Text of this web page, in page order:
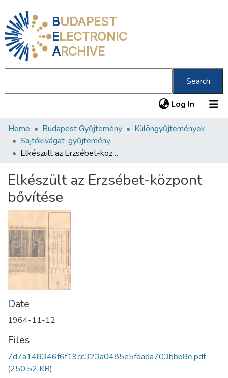
BUDAPEST
ELECTRONIC
ARCHIVE
Search
Log In (current)
Communities & Collections
All of DSpace
About us
Home Budapest Gyűjtemény
Különgyűjtemények
Sajtókivágat-gyűjtemény
Elkészült az Erzsébet-központ bővítése
Elkészült az Erzsébet-központ
bővítése
Date
1964-11-12
Files
7d7a148346f6f19cc323a0485e5fdada703bbb8e.pdf
(250.52 KB)